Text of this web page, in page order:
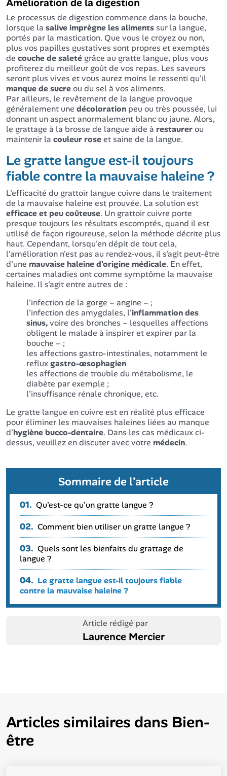
Le processus de digestion commence dans la bouche,
lorsque la salive imprègne les alimentssur la langue,
portés par la mastication. Que vous le croyez ou non,
plus vos papilles gustatives sont propres et exemptés
de couche de saleté grâce au gratte langue, plus vous
profiterez du meilleur goût de vos repas. Les saveurs
seront plus vives et vous aurez moins le ressenti qu'il
manque de sucreou du sel à vos aliments.
Par ailleurs, le revêtement de la langue provoque
généralement une décoloration peu ou très poussée, lui
donnant un aspect anormalement blanc ou jaune. Alors,
le grattage à la brosse de langue aide à restaurerou
maintenir la couleur roseet saine de la langue.
Le gratte langue est-il toujours
fiable contre la mauvaise haleine ?
L'efficacité du grattoir langue cuivre dans le traitement
de la mauvaise haleine est prouvée. La solution est
efficace et peu coûteuse. Un grattoir cuivre porte
presque toujours les résultats escomptés, quand il est
utilisé de façon rigoureuse, selon la méthode décrite plus
haut. Cependant, lorsqu'en dépit de tout cela,
l'amélioration n'est pas au rendez-vous, il s'agit peut-être
d'une mauvaise haleine d'origine médicale. En effet,
certaines maladies ont comme symptôme la mauvaise
haleine. Il s'agit entre autres de :
l'infection de la gorge – angine – ;
l'infection des amygdales, l'inflammation des
sinus,voire des bronches – lesquelles affections
obligent le malade à inspirer et expirer par la
bouche – ;
les affections gastro-intestinales, notamment le
refluxgastro-œsophagien
les affections de trouble du métabolisme, le
diabète par exemple ;
l'insuffisance rénale chronique, etc.
Le gratte langue en cuivre est en réalité plus efficace
pour éliminer les mauvaises haleines liées au manque
d'hygiène bucco-dentaire. Dans les cas médicaux ci-
dessus, veuillez en discuter avec votre médecin.
Sommaire de l'article
01. Qu'est-ce qu'un gratte langue ?
02. Comment bien utiliser un gratte langue ?
03. Quels sont les bienfaits du grattage de
langue ?
04. Le gratte langue est-il toujours fiable
contre la mauvaise haleine ?
Article rédigé par
Laurence Mercier
Articles similaires dans Bien-
être